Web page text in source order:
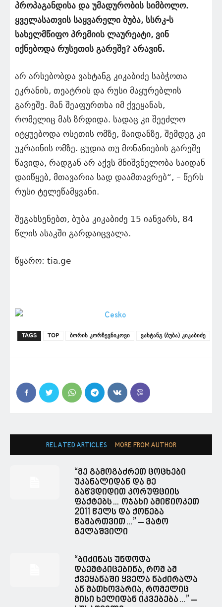
პროპაგანდისა და უმადურობის სიმბოლო.
ყველასათვის საყვარელი ბუბა, სსრკ-ს
სახელმწიფო პრემიის ლაურეატი, ვინ
იქნებოდა რუსეთის გარეშე? არავინ.
არ არსებობდა ვახტანგ კიკაბიძე საბჭოთა
ეკრანის, თეატრის და რუსი მაყურებლის
გარეშე. მან შეაფურთხა იმ ქვეყანას,
რომელიც მას ზრდიდა. სადაც კი შეეძლო
იტყუებოდა ოსეთის ომზე, მაიდანზე, შემდეგ კი
უკრაინის ომზე. ცუდია თუ მონანიების გარეშე
წავიდა, რადგან არ აქვს მნიშვნელობა საიდან
დაიწყებ, მთავარია სად დაამთავრებ“, – წერს
რუსი ტელეწამყვანი.
შეგახსენებთ, ბუბა კიკაბიძე 15 იანვარს, 84
წლის ასაკში გარდაიცვალა.
წყარო: tia.ge
TAGS TOP ბორის კორჩევნიკოვი ვახტანგ (ბუბა) კიკაბიძე
RELATED ARTICLES MORE FROM AUTHOR
“მე გამოგაძრეთ ცოცხები
უკანალიდან და მე
გაწვდიდით კორუფციის
ფაქტებს… ოჯახი ამიწიოკეთ
2011 წელს და ქონება
წამართვით…” – ვატო
გელაშვილი
“ბიძინას უნდოდა
დაემტკიცებინა, რომ ამ
ქვეყანაში ყველა ნაძირალა
ან მათხოვარია, რომელიც
მისი ხელიდან იკვებება…” –